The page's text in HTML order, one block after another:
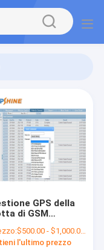
GPS della
di GSM
con API
Code APP
$500.00 - $1,000.00/Pieces
l'ultimo prezzo